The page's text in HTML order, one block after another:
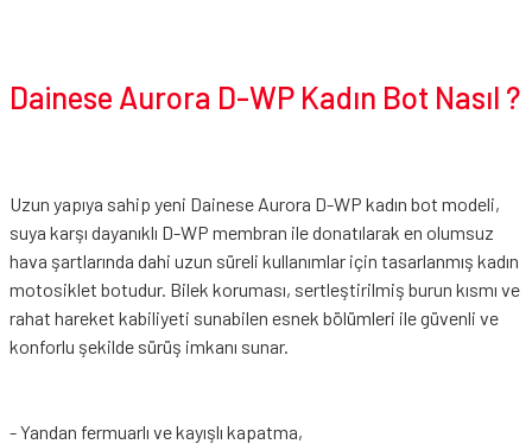
Dainese Aurora D-WP Kadın Bot Nasıl ?
Uzun yapıya sahip yeni Dainese Aurora D-WP kadın bot modeli,
suya karşı dayanıklı D-WP membran ile donatılarak en olumsuz
hava şartlarında dahi uzun süreli kullanımlar için tasarlanmış kadın
motosiklet botudur. Bilek koruması, sertleştirilmiş burun kısmı ve
rahat hareket kabiliyeti sunabilen esnek bölümleri ile güvenli ve
konforlu şekilde sürüş imkanı sunar.
- Yandan fermuarlı ve kayışlı kapatma,